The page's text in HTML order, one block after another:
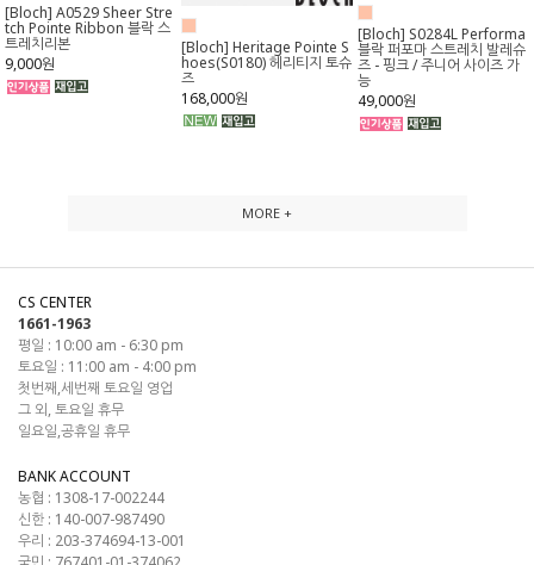
[Bloch] A0529 Sheer Stre
tch Pointe Ribbon 블락 스
트레치리본
9,000원
[Bloch] Heritage Pointe S
hoes(S0180) 헤리티지 토슈
즈
168,000원
[Bloch] S0284L Performa
블락 퍼포마 스트레치 발레슈
즈 - 핑크 / 주니어 사이즈 가
능
49,000원
MORE +
CS CENTER
1661-1963
평일 : 10:00 am - 6:30 pm
토요일 : 11:00 am - 4:00 pm
첫번째,세번째 토요일 영업
그 외, 토요일 휴무
일요일,공휴일 휴무
BANK ACCOUNT
농협 : 1308-17-002244
신한 : 140-007-987490
우리 : 203-374694-13-001